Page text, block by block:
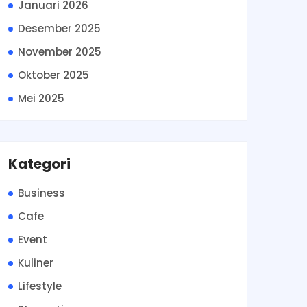
Januari 2026
Desember 2025
November 2025
Oktober 2025
Mei 2025
Kategori
Business
Cafe
Event
Kuliner
Lifestyle